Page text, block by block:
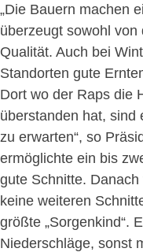
„Die Bauern machen
überzeugt sowohl
Qualität. Auch bei
Standorten gute
Dort wo der Raps die
überstanden hat, sind
zu erwarten“, so
ermöglichte ein bis
gute Schnitte.
keine weiteren
größte „Sorgenkind“.
Niederschläge, sonst